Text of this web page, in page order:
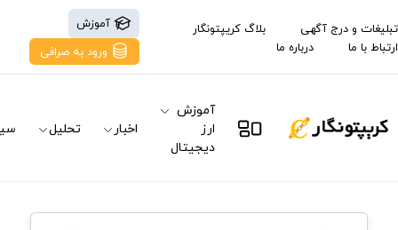
تبلیغات و درج آگهی
بلاگ کریپتونگار
ارتباط با ما
درباره ما
آموزش
ورود به صرافی
آموزش
ارز
دیجیتال
اخبار تحلیل